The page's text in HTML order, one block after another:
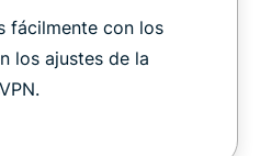
fácilmente con los
los ajustes de la